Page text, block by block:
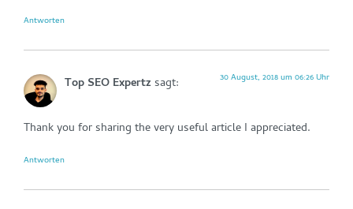
Antworten
Top SEO Expertzsagt: 30 August, 2018 um 06:26 Uhr
Thank you for sharing the very useful article I appreciated.
Antworten